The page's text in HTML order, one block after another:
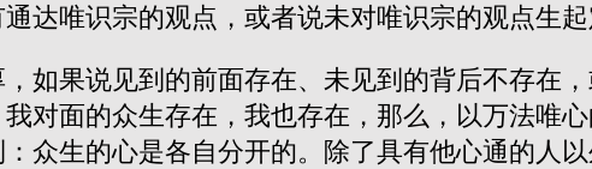
达唯识宗的观点，或者说未对唯识宗的观点生起
如果说见到的前面存在、未见到的背后不存在
对面的众生存在，我也存在，那么，以万法唯
众生的心是各自分开的。除了具有他心通的人